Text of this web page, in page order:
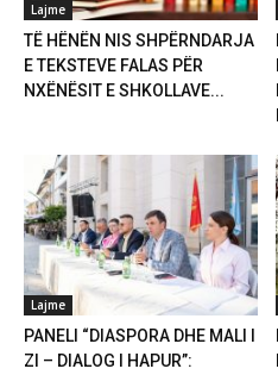
Lajme
TË HËNËN NIS SHPËRNDARJA
E TEKSTEVE FALAS PËR
NXËNËSIT E SHKOLLAVE...
Lajme
PANELI “DIASPORA DHE MALI I
ZI – DIALOG I HAPUR”: